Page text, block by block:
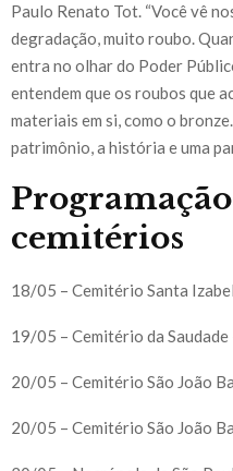
Paulo Renato Tot. “Você vê
degradação, muito roubo.
entra no olhar do Poder
entendem que os roubos que
materiais em si, como o
patrimônio, a história e uma
cemitérios
18/05 – Cemitério Santa
19/05 – Cemitério da Saudade
20/05 – Cemitério São João
20/05 – Cemitério São João